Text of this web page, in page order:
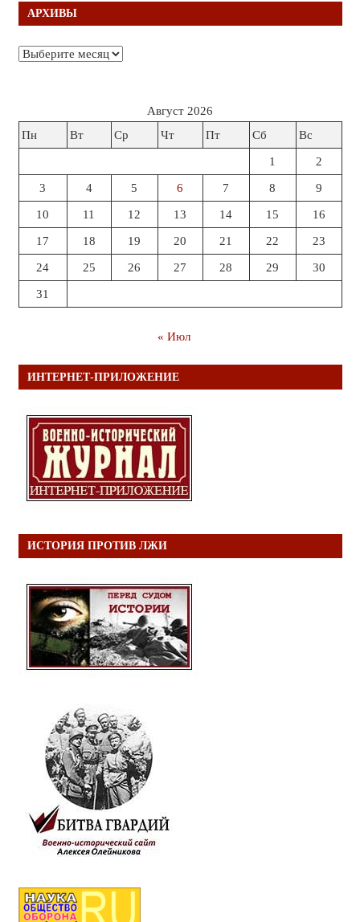
АРХИВЫ
Архивы
Август 2026
Пн
Вт Ср Чт Пт Сб Вс
1 2
3 4 5 6 7 8 9
10 11 12 13 14 15 16
17 18 19 20 21 22 23
24 25 26 27 28 29 30
31
« Июл
ИНТЕРНЕТ-ПРИЛОЖЕНИЕ
ИСТОРИЯ ПРОТИВ ЛЖИ